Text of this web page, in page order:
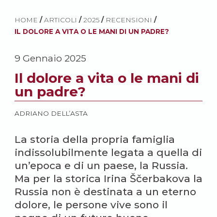
HOME / ARTICOLI / 2025 / RECENSIONI /
IL DOLORE A VITA O LE MANI DI UN PADRE?
9 Gennaio 2025
Il dolore a vita o le mani di
un padre?
ADRIANO DELL’ASTA
La storia della propria famiglia
indissolubilmente legata a quella di
un’epoca e di un paese, la Russia.
Ma per la storica Irina Ščerbakova la
Russia non è destinata a un eterno
dolore, le persone vive sono il